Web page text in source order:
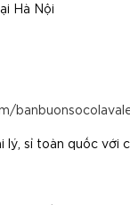
Hà Nội
lý, sỉ toàn quốc với